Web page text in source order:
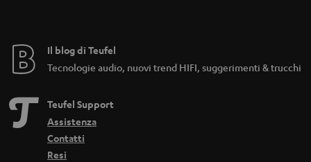
Il blog di Teufel
Tecnologie audio, nuovi trend HIFI, suggerimenti & trucchi
Teufel Support
Assistenza
Contatti
Resi